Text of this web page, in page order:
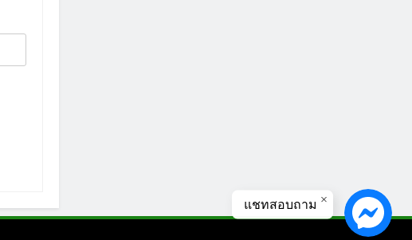
แชทสอบถาม